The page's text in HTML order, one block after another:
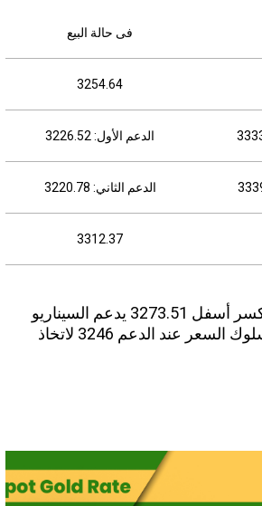
فى حالة البيع
3254.64
الدعم الأول: 3226.52
الدعم الثاني: 3220.78
3312.37
الذهب دخل فعليًا في موجة تصحيح هابطة، وتأكيد الكسر أسفل 3273.51 يدعم السيناريو
البيعي للفترة القادمة. المتداولون مطالبون بمراقبة سلوك السعر عند الدعم 3246 لاتخاذ